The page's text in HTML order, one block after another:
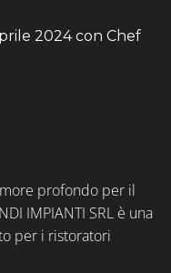
2024 con Chef
profondo per il
IMPIANTI SRL è una
per i ristoratori